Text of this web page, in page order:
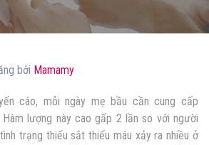
bởi Mamamy
cáo, mỗi ngày mẹ bầu cần cung cấp
lượng này cao gấp 2 lần so với người
trạng thiếu sắt thiếu máu xảy ra nhiều ở